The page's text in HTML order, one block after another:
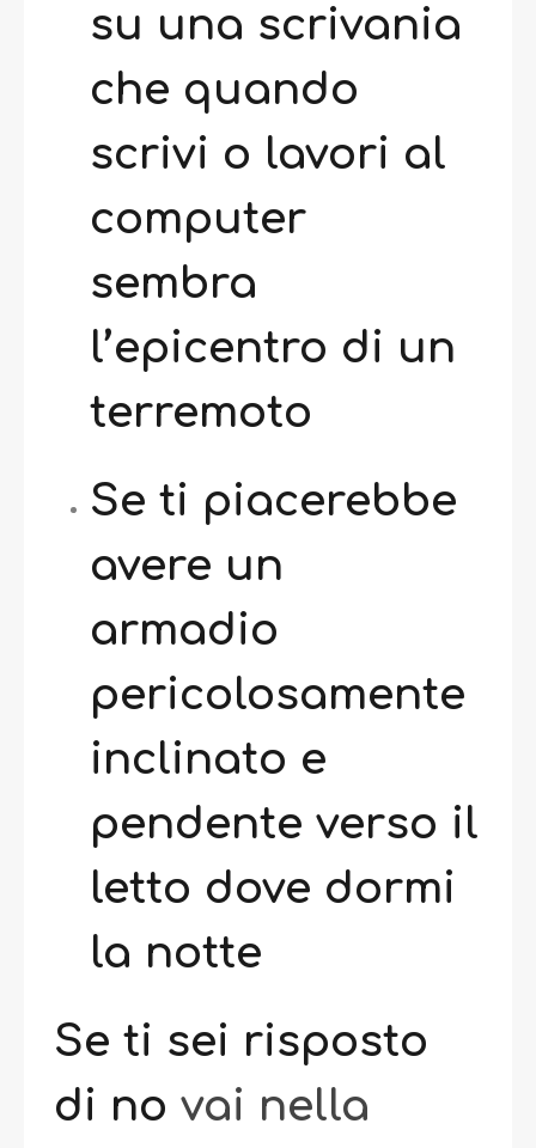
su una scrivania
che quando
scrivi o lavori al
computer
sembra
l’epicentro di un
terremoto
Se ti piacerebbe
avere un
armadio
pericolosamente
inclinato e
pendente verso il
letto dove dormi
la notte
Se ti sei risposto
di no vai nella